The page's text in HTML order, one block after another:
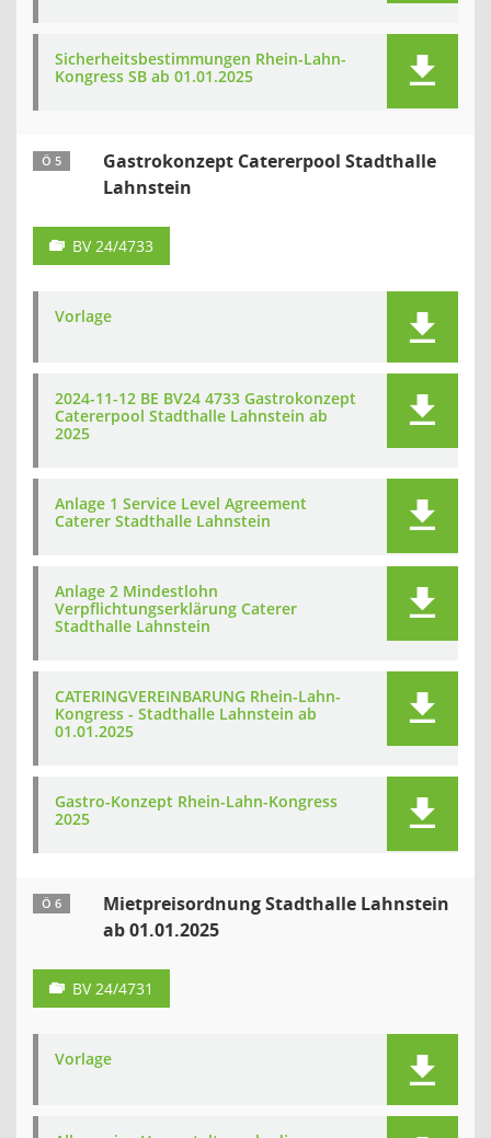
Sicherheitsbestimmungen Rhein-Lahn-
Kongress SB ab 01.01.2025
Ö 5
Gastrokonzept Catererpool Stadthalle
Lahnstein
BV 24/4733
Vorlage
2024-11-12 BE BV24 4733 Gastrokonzept
Catererpool Stadthalle Lahnstein ab
2025
Anlage 1 Service Level Agreement
Caterer Stadthalle Lahnstein
Anlage 2 Mindestlohn
Verpflichtungserklärung Caterer
Stadthalle Lahnstein
CATERINGVEREINBARUNG Rhein-Lahn-
Kongress - Stadthalle Lahnstein ab
01.01.2025
Gastro-Konzept Rhein-Lahn-Kongress
2025
Ö 6
Mietpreisordnung Stadthalle Lahnstein
ab 01.01.2025
BV 24/4731
Vorlage